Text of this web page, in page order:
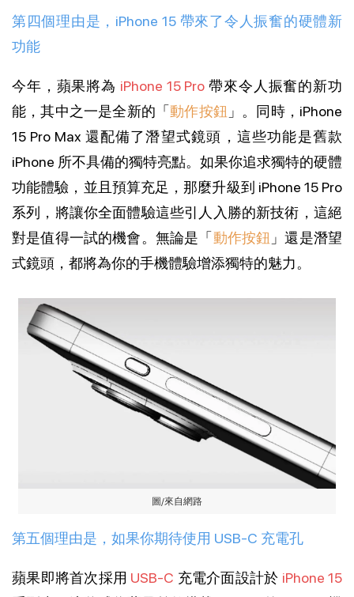
第四個理由是，iPhone 15 帶來了令人振奮的硬體新
功能
今年，蘋果將為 iPhone 15 Pro 帶來令人振奮的新功
能，其中之一是全新的「動作按鈕 」。同時，iPhone
15 Pro Max 還配備了潛望式鏡頭，這些功能是舊款
iPhone 所不具備的獨特亮點。如果你追求獨特的硬體
功能體驗，並且預算充足，那麼升級到 iPhone 15 Pro
系列，將讓你全面體驗這些引人入勝的新技術，這絕
對是值得一試的機會。無論是「動作按鈕 」還是潛望
式鏡頭，都將為你的手機體驗增添獨特的魅力。
圖/來自網路
第五個理由是，如果你期待使用 USB-C 充電孔
蘋果即將首次採用 USB-C 充電介面設計於 iPhone 15